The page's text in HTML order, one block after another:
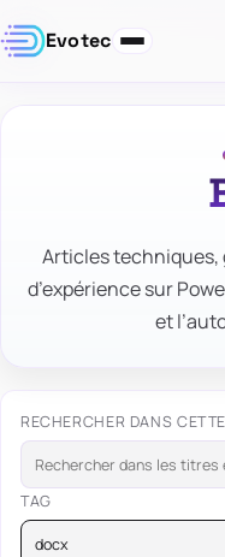
Evotec
Articles techniques,
d’expérience sur
et
RECHERCHER DANS
TAG
docx